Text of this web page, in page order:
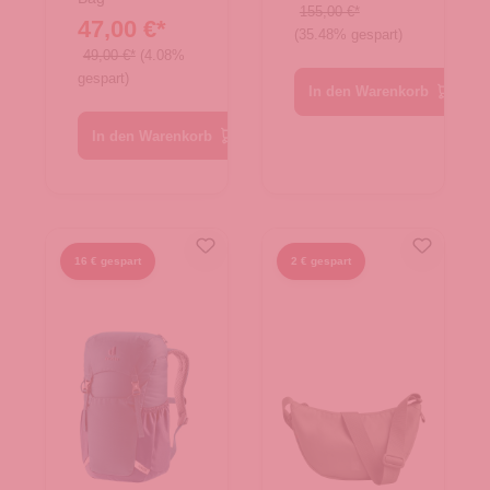
Black
47,00 €*
49,00 €* (4.08%
gespart)
TNF Black
155,00 €*
(35.48% gespart)
16 € gespart 2 € gespart